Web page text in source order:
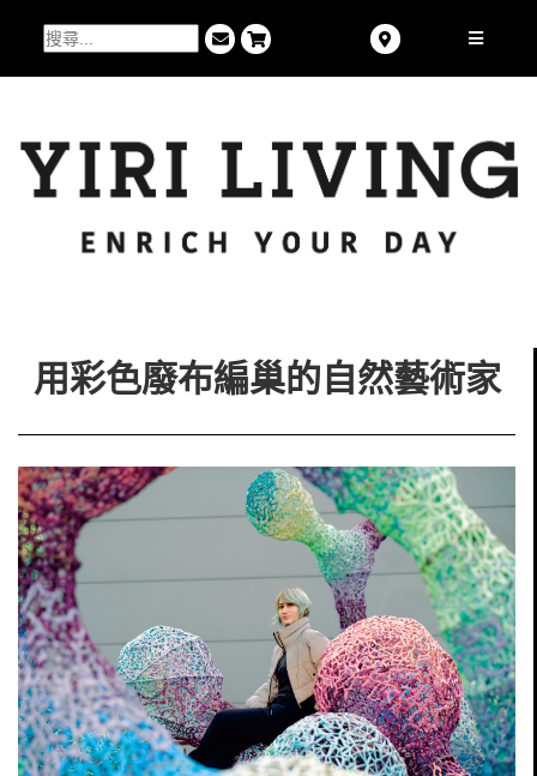
用彩色廢布編巢的自然藝術家